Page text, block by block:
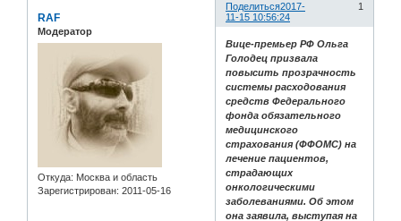
Поделиться 1
2017-
11-15 10:56:24
RAF
Модератор
Откуда: Москва и область
Зарегистрирован: 2011-05-16
Вице-премьер РФ Ольга
Голодец призвала
повысить прозрачность
системы расходования
средств Федерального
фонда обязательного
медицинского
страхования (ФФОМС) на
лечение пациентов,
страдающих
онкологическими
заболеваниями. Об этом
она заявила, выступая на